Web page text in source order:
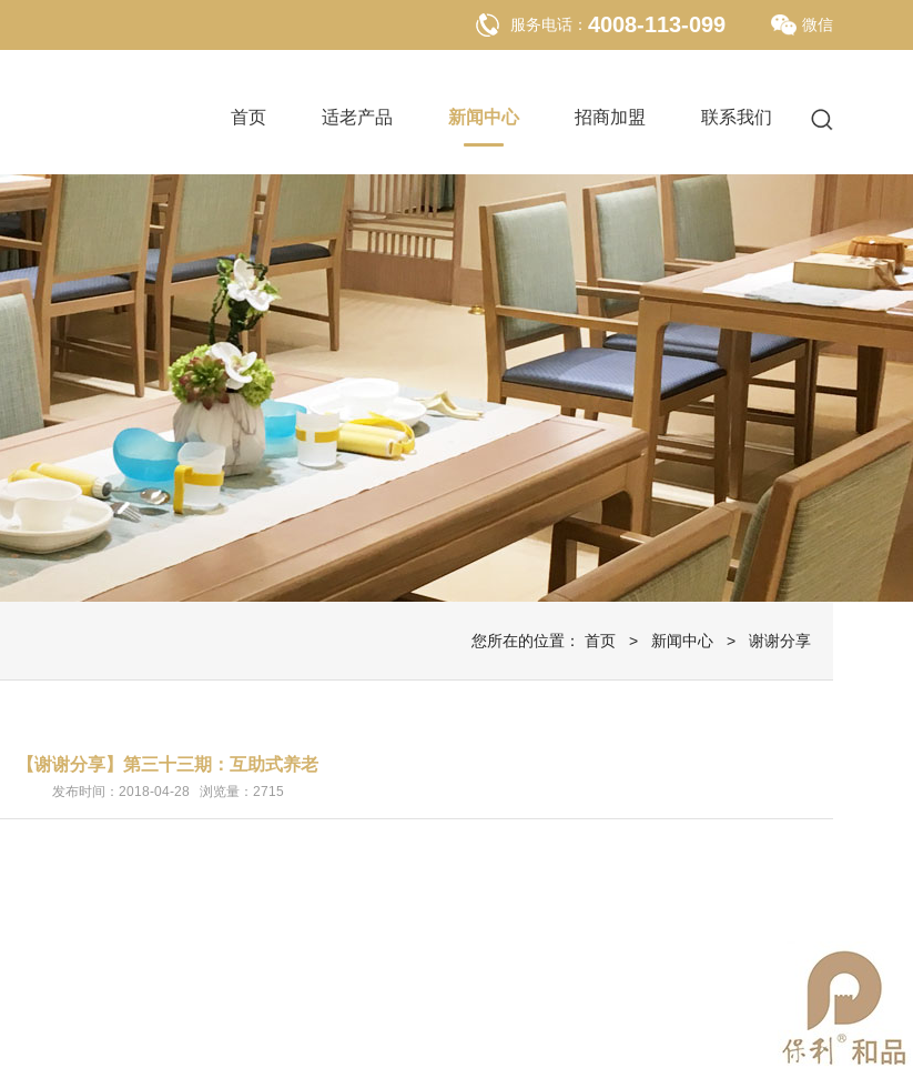
服务电话： 4008-113-099 微信
首页 适老产品 新闻中心 招商加盟 联系我们
您所在的位置： 首页 > 新闻中心 > 谢谢分享
【谢谢分享】第三十三期：互助式养老
发布时间：2018-04-28 浏览量：2715